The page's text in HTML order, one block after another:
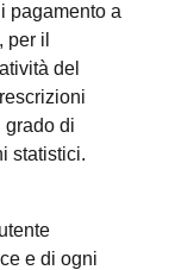
pagamento a
il
del
grado di
statistici.
e di ogni